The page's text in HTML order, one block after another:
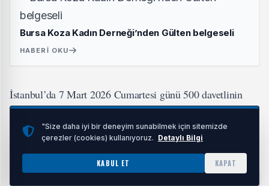
Bursa Koza Kadın Derneği’nden Gülten belgeseli
HABERI OKU
İstanbul’da 7 Mart 2026 Cumartesi günü 500 davetlinin
katılımıyla gerçekleştirilecek programın ana teması
“Sürdürülebilir Kalkınmada Kadın Hamlesi” olarak
Programda, 8 Mart 2024’te kamuoyuna duyurulan Kadının
"Size daha iyi bir deneyim sunabilmek için sitemizde
çerezler (cookies) kullanıyoruz. Detaylı Bilgi
KABUL ET KAPAT